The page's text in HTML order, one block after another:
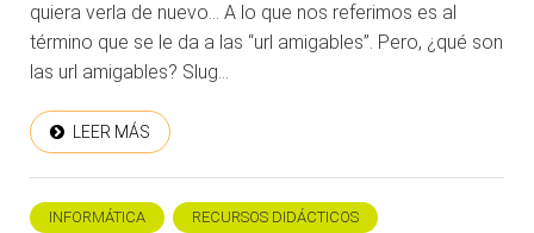
quiera verla de nuevo… A lo que nos referimos es al
término que se le da a las “url amigables”. Pero, ¿qué son
las url amigables? Slug...
LEER MÁS
INFORMÁTICA RECURSOS DIDÁCTICOS